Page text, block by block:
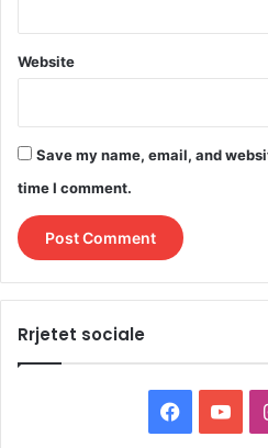
Website
Save my name, email, and
time I comment.
Rrjetet sociale